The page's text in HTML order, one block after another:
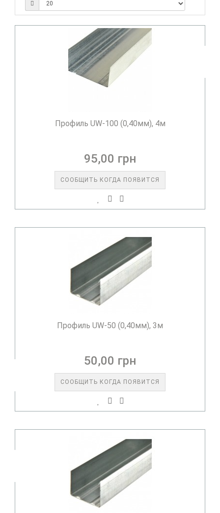
Профиль UW-100 (0,40мм), 4м
95,00 грн
СООБЩИТЬ КОГДА ПОЯВИТСЯ
Профиль UW-50 (0,40мм), 3м
50,00 грн
СООБЩИТЬ КОГДА ПОЯВИТСЯ